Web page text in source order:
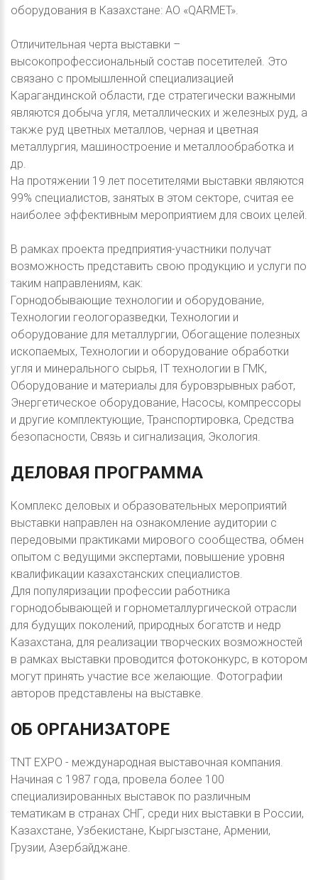
оборудования в Казахстане: АО «QARMET».
Отличительная черта выставки –
высокопрофессиональный состав посетителей. Это
связано с промышленной специализацией
Карагандинской области, где стратегически важными
являются добыча угля, металлических и железных руд, а
также руд цветных металлов, черная и цветная
металлургия, машиностроение и металлообработка и
др.
На протяжении 19 лет посетителями выставки являются
99% специалистов, занятых в этом секторе, считая ее
наиболее эффективным мероприятием для своих целей.
В рамках проекта предприятия-участники получат
возможность представить свою продукцию и услуги по
таким направлениям, как:
Горнодобывающие технологии и оборудование,
Технологии геологоразведки, Технологии и
оборудование для металлургии, Обогащение полезных
ископаемых, Технологии и оборудование обработки
угля и минерального сырья, IT технологии в ГМК,
Оборудование и материалы для буровзрывных работ,
Энергетическое оборудование, Насосы, компрессоры
и другие комплектующие, Транспортировка, Средства
безопасности, Связь и сигнализация, Экология.
ДЕЛОВАЯ ПРОГРАММА
Комплекс деловых и образовательных мероприятий
выставки направлен на ознакомление аудитории с
передовыми практиками мирового сообщества, обмен
опытом с ведущими экспертами, повышение уровня
квалификации казахстанских специалистов.
Для популяризации профессии работника
горнодобывающей и горнометаллургической отрасли
для будущих поколений, природных богатств и недр
Казахстана, для реализации творческих возможностей
в рамках выставки проводится фотоконкурс, в котором
могут принять участие все желающие. Фотографии
авторов представлены на выставке.
ОБ ОРГАНИЗАТОРЕ
TNT EXPO - международная выставочная компания.
Начиная с 1987 года, провела более 100
специализированных выставок по различным
тематикам в странах СНГ, среди них выставки в России,
Казахстане, Узбекистане, Кыргызстане, Армении,
Грузии, Азербайджане.